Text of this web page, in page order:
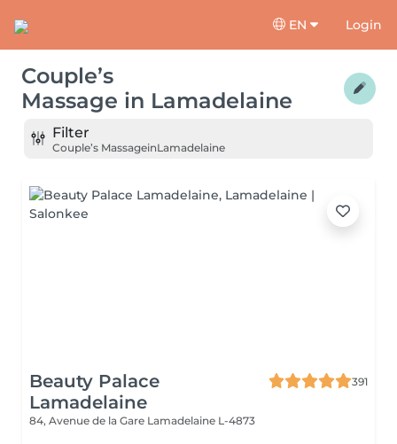
EN Login
Couple’s
Massage in Lamadelaine
Filter
Couple’s MassageinLamadelaine
Beauty Palace
Lamadelaine
391
84, Avenue de la Gare Lamadelaine L-4873